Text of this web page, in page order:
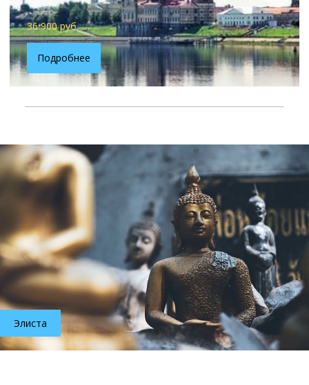
36 900 руб.
Подробнее
Элиста